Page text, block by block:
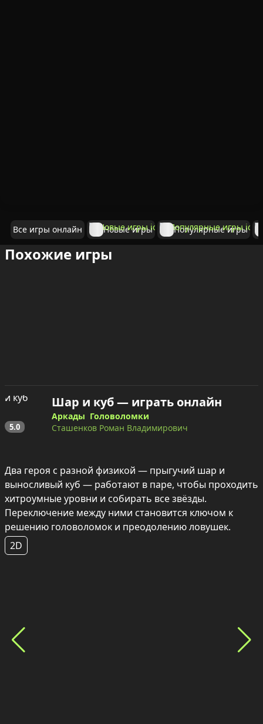
Все игры онлайн Новые игры Популярные игры
Похожие игры
5.0
Шар и куб — играть онлайн
Аркады Головоломки
Сташенков Роман Владимирович
Два героя с разной физикой — прыгучий шар и
выносливый куб — работают в паре, чтобы проходить
хитроумные уровни и собирать все звёзды.
Переключение между ними становится ключом к
решению головоломок и преодолению ловушек.
2D